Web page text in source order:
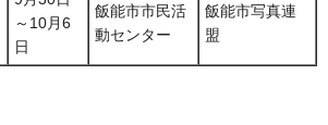
～10月6
日
飯能市市民活
動センター
飯能市写真連
盟